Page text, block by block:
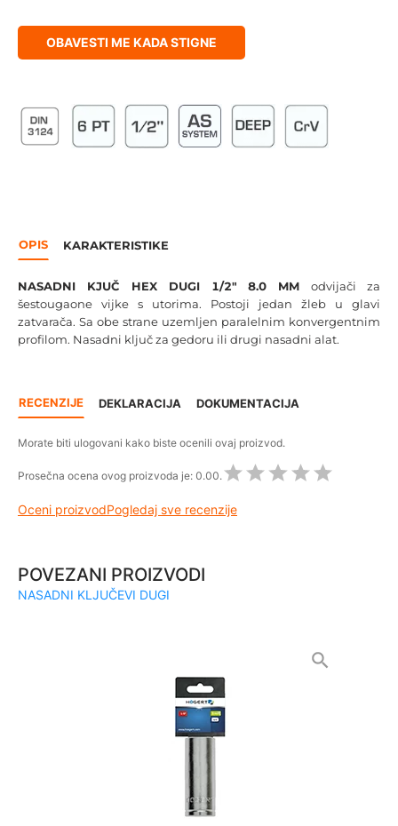
OBAVESTI ME KADA STIGNE
OPIS KARAKTERISTIKE
NASADNI KJUČ HEX DUGI 1/2" 8.0 MModvijači za
šestougaone vijke s utorima. Postoji jedan žleb u glavi
zatvarača. Sa obe strane uzemljen paralelnim konvergentnim
profilom. Nasadni ključ za gedoru ili drugi nasadni alat.
RECENZIJE DEKLARACIJA DOKUMENTACIJA
Morate biti ulogovani kako biste ocenili ovaj proizvod.
Prosečna ocena ovog proizvoda je: 0.00.
Oceni proizvodPogledaj sve recenzije
POVEZANI PROIZVODI
NASADNI KLJUČEVI DUGI